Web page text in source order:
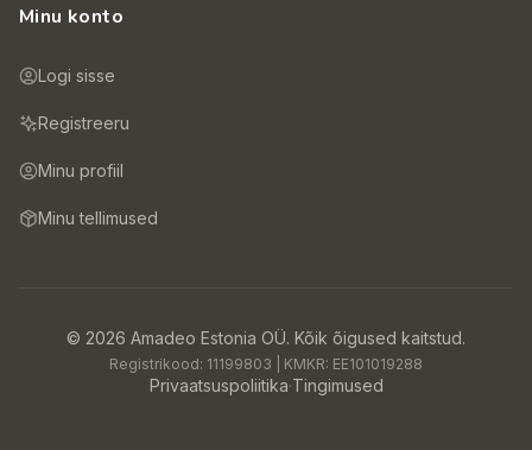
Minu konto
Logi sisse
Registreeru
Minu profiil
Minu tellimused
© 2026 Amadeo Estonia OÜ. Kõik õigused kaitstud.
Registrikood: 11199803 | KMKR: EE101019288
Privaatsuspoliitika·Tingimused